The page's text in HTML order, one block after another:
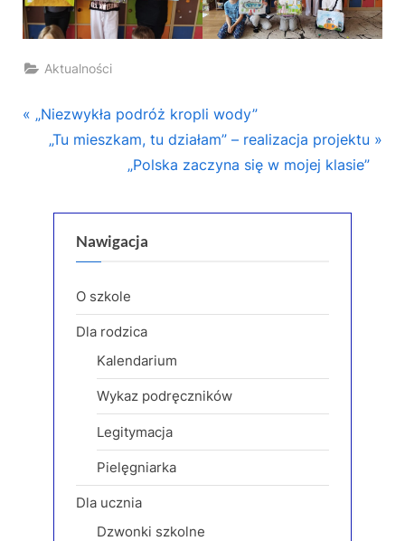
Aktualności
Nawigacja
wpisu
P
„Niezwykła podróż kropli wody”
N
t
„Tu mieszkam, tu działam” – realizacja projektu
„Polska zaczyna się w mojej klasie”
Nawigacja
O szkole
Dla rodzica
Kalendarium
Wykaz podręczników
Legitymacja
Pielęgniarka
Dla ucznia
Dzwonki szkolne